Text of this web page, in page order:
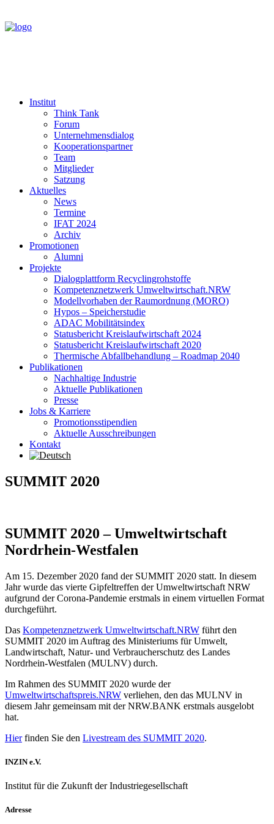
Institut
Think Tank
Forum
Unternehmensdialog
Kooperationspartner
Team
Mitglieder
Satzung
Aktuelles
News
Termine
IFAT 2024
Archiv
Promotionen
Alumni
Projekte
Dialogplattform Recyclingrohstoffe
Kompetenznetzwerk Umweltwirtschaft.NRW
Modellvorhaben der Raumordnung (MORO)
Hypos – Speicherstudie
ADAC Mobilitätsindex
Statusbericht Kreislaufwirtschaft 2024
Statusbericht Kreislaufwirtschaft 2020
Thermische Abfallbehandlung – Roadmap 2040
Publikationen
Nachhaltige Industrie
Aktuelle Publikationen
Presse
Jobs & Karriere
Promotionsstipendien
Aktuelle Ausschreibungen
Kontakt
SUMMIT 2020
SUMMIT 2020 – Umweltwirtschaft
Nordrhein-Westfalen
Am 15. Dezember 2020 fand der SUMMIT 2020 statt. In diesem
Jahr wurde das vierte Gipfeltreffen der Umweltwirtschaft NRW
aufgrund der Corona-Pandemie erstmals in einem virtuellen Format
durchgeführt.
Das Kompetenznetzwerk Umweltwirtschaft.NRW führt den
SUMMIT 2020 im Auftrag des Ministeriums für Umwelt,
Landwirtschaft, Natur- und Verbraucherschutz des Landes
Nordrhein-Westfalen (MULNV) durch.
Im Rahmen des SUMMIT 2020 wurde der
Umweltwirtschaftspreis.NRW verliehen, den das MULNV in
diesem Jahr gemeinsam mit der NRW.BANK erstmals ausgelobt
hat.
Hierfinden Sie den Livestream des SUMMIT 2020.
INZIN e.V.
Institut für die Zukunft der Industriegesellschaft
Adresse